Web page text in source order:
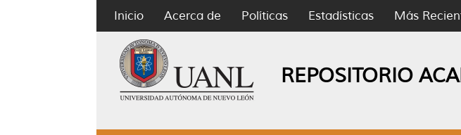
Inicio Acerca de Políticas Estadísticas Más
REPOSITORIO